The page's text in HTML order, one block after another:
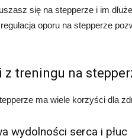
się na stepperze i im
oporu na stepperze
z treningu na
ma wiele korzyści dla
wydolności serca i płuc